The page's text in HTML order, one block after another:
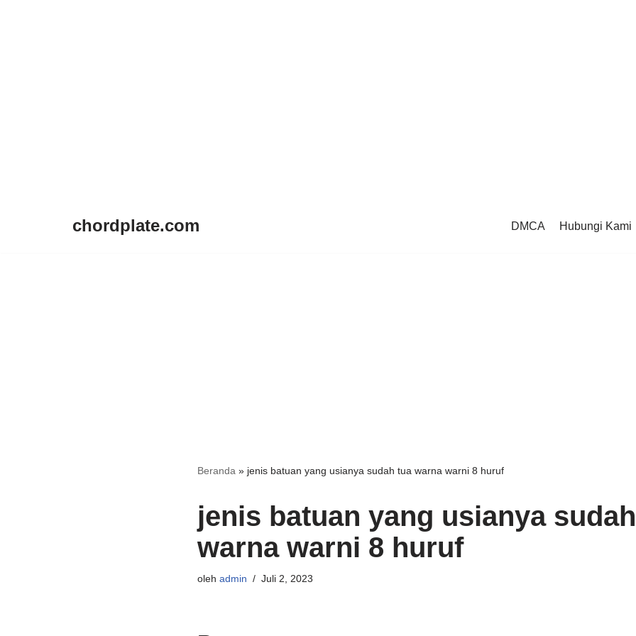
chordplate.com DMCA Hubungi Kami
Beranda » jenis batuan yang usianya sudah tua warna warni 8 huruf
jenis batuan yang usianya
warna warni 8 huruf
oleh admin Juli 2, 2023